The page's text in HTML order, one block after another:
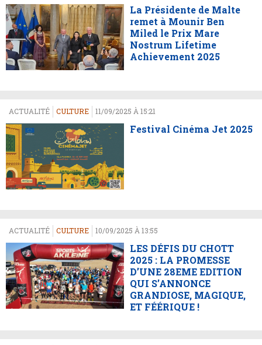
La Présidente de Malte
remet à Mounir Ben
Miled le Prix Mare
Nostrum Lifetime
Achievement 2025
ACTUALITÉ CULTURE 11/09/2025 À 15:21
Festival Cinéma Jet 2025
ACTUALITÉ CULTURE 10/09/2025 À 13:55
LES DÉFIS DU CHOTT
2025 : LA PROMESSE
D’UNE 28EME EDITION
QUI S’ANNONCE
GRANDIOSE, MAGIQUE,
ET FÉÉRIQUE !